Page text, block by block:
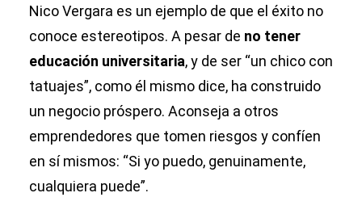
Nico Vergara es un ejemplo de que el éxito no
conoce estereotipos. A pesar de no tener
educación universitaria, y de ser “un chico con
tatuajes”, como él mismo dice, ha construido
un negocio próspero. Aconseja a otros
emprendedores que tomen riesgos y confíen
en sí mismos: “Si yo puedo, genuinamente,
cualquiera puede”.